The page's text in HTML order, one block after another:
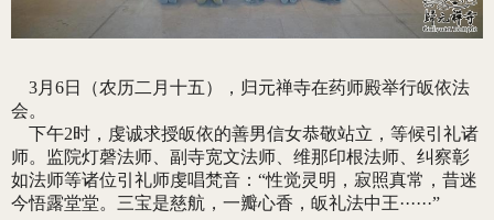
3月6日（农历二月十五），归元禅寺在药师殿举行皈依法
会。
下午2时，虔诚求授皈依的善男信女恭敬站立，等候引礼诸
师。监院灯磬法师、副寺宽文法师、维那印根法师、纠察彰
如法师等诸位引礼师虔唱梵音：“性觉灵明，寂照真常，昔迷
今悟露堂堂。三宝是慈航，一瓣心香，皈礼法中王······”